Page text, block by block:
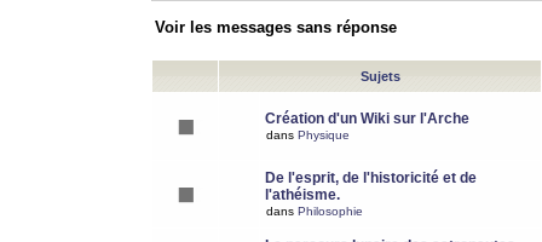
Voir les messages sans réponse
Sujets
Création d'un Wiki sur l'Arche
dans Physique
De l'esprit, de l'historicité et de
l'athéisme.
dans Philosophie